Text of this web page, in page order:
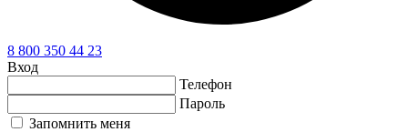
8 800 350 44 23
Вход
Телефон
Пароль
Запомнить меня